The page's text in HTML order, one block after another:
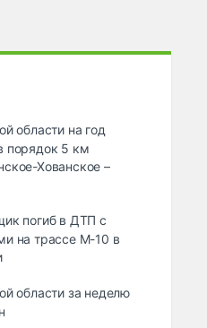
области на год
порядок 5 км
Хованское –
погиб в ДТП с
на трассе М-10 в
области за неделю